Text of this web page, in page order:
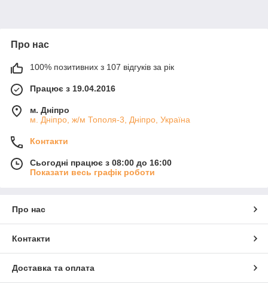
Про нас
100% позитивних з 107 відгуків за рік
Працює з 19.04.2016
м. Дніпро
м. Дніпро, ж/м Тополя-3, Дніпро, Україна
Контакти
Сьогодні працює з 08:00 до 16:00
Показати весь графік роботи
Про нас
Контакти
Доставка та оплата